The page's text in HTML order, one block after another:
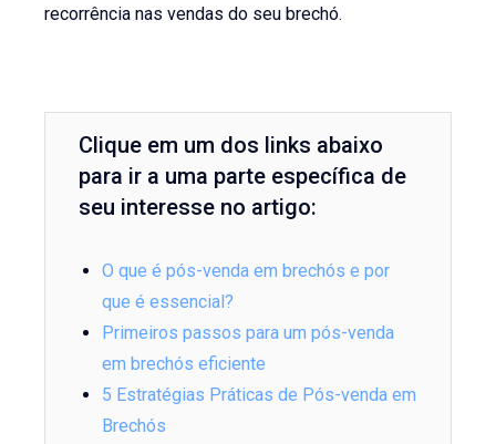
recorrência nas vendas do seu brechó.
Clique em um dos links abaixo
para ir a uma parte específica de
seu interesse no artigo:
O que é pós-venda em brechós e por
que é essencial?
Primeiros passos para um pós-venda
em brechós eficiente
5 Estratégias Práticas de Pós-venda em
Brechós